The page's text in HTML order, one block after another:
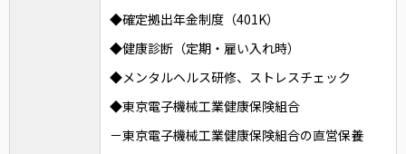
◆確定拠出年金制度（401K）
◆健康診断（定期・雇い入れ時）
◆メンタルヘルス研修、ストレスチェック
◆東京電子機械工業健康保険組合
－東京電子機械工業健康保険組合の直営保養